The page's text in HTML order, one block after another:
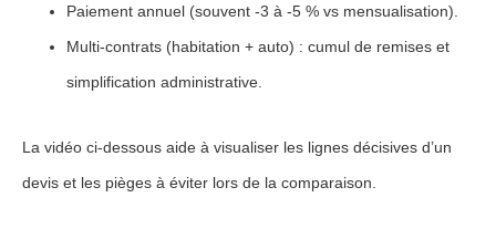
Paiement annuel (souvent -3 à -5 % vs mensualisation).
Multi-contrats (habitation + auto) : cumul de remises et
simplification administrative.
La vidéo ci-dessous aide à visualiser les lignes décisives d’un
devis et les pièges à éviter lors de la comparaison.